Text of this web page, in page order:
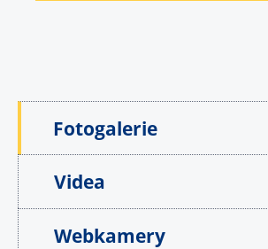
Fotogalerie
Videa
Webkamery